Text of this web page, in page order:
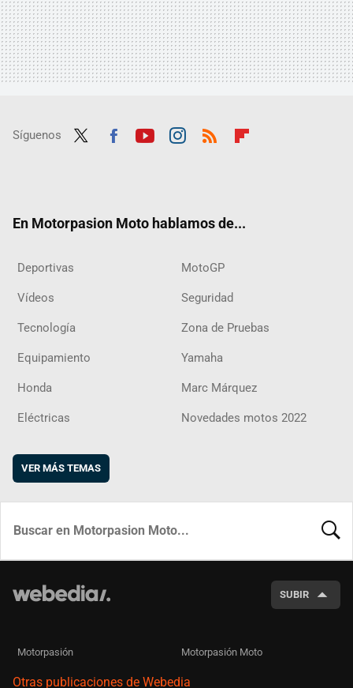
Síguenos
En Motorpasion Moto hablamos de...
Deportivas MotoGP
Vídeos Seguridad
Tecnología Zona de Pruebas
Equipamiento Yamaha
Honda Marc Márquez
Eléctricas Novedades motos 2022
VER MÁS TEMAS
SUBIR
Motorpasión Motorpasión Moto
Otras publicaciones de Webedia